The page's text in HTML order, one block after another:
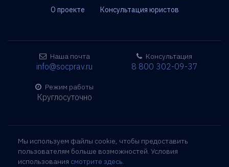
О проекте
Консультация юристов
Наша почта
info@socprav.ru
Режим работы
Круглосуточно
Консультация
8 800 302-09-37
Мы используем файлы cookie, чтобы предоставить
пользователям больше возможностей. Условия
использования смотрите здесь.